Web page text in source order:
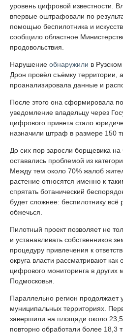
уровень цифровой известности.
впервые оштрафовали по
помощью беспилотника и
сообщило областное
продовольствия.
Нарушение обнаружили в
Дрон провёл съёмку территории,
проанализировала данные и
После этого она сформировала
уведомление владельцу через
цифрового привета стало
назначили штраф в размере 150
До сих пор заросли борщевика на
оставались проблемой из
Между тем около 70% жалоб
растение относятся именно к
спрятать ботанический
будет сложнее: беспилотнику
обжечься.
Пилотный проект позволяет не
и устанавливать собственников
процедуру привлечения к
округа власти рассматривают как
цифрового мониторинга в других
Подмосковья.
Параллельно регион продолжает
муниципальных территориях.
завершили на площади около
повторно обработали более 18,3